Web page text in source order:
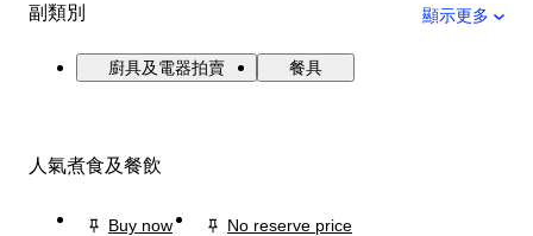
副類別 顯示更多
廚具及電器拍賣 餐具
人氣煮食及餐飲
Buy now
No reserve price